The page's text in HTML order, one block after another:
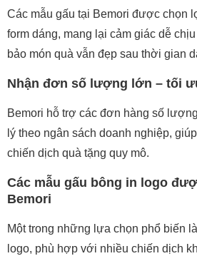
Các mẫu gấu tại Bemori được chọn
form dáng, mang lại cảm giác dễ
bảo món quà vẫn đẹp sau thời gian
Nhận đơn số lượng lớn – tối
Bemori hỗ trợ các đơn hàng số
lý theo ngân sách doanh nghiệp,
chiến dịch quà tặng quy mô.
Các mẫu gấu bông in logo
Bemori
Một trong những lựa chọn phổ biến
logo, phù hợp với nhiều chiến dịch